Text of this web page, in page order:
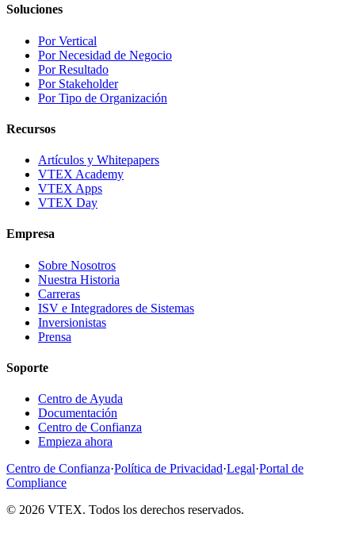
Soluciones
Por Vertical
Por Necesidad de Negocio
Por Resultado
Por Stakeholder
Por Tipo de Organización
Recursos
Artículos y Whitepapers
VTEX Academy
VTEX Apps
VTEX Day
Empresa
Sobre Nosotros
Nuestra Historia
Carreras
ISV e Integradores de Sistemas
Inversionistas
Prensa
Soporte
Centro de Ayuda
Documentación
Centro de Confianza
Empieza ahora
Centro de Confianza·Política de Privacidad·Legal·Portal de
Compliance
© 2026 VTEX. Todos los derechos reservados.